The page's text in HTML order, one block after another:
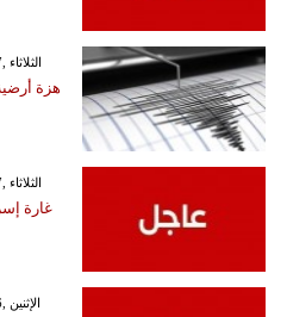
GMT 18:47 2026 الثلاثاء ,27 كانون الثاني / يناير
GMT 08:18 2026 الثلاثاء ,27 كانون الثاني / يناير
غارة
GMT 16:06 2026 الإثنين ,26 كانون الثاني / يناير